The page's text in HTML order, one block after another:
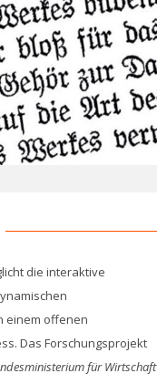
die interaktive
einem offenen
Das Forschungsprojekt
für Wirtschaft